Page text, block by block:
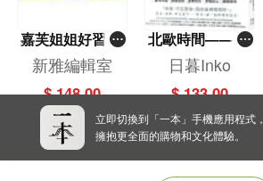
嘉芙姐姐好習慣
兒歌小手機
新雅編輯室
$ 148.00
北歐時間——世
界第一幸福國度
教會我的事
日暮Inko
$ 133.00
立即切換到「一本」手機應用程式，
擁抱更全面的購物和文化體驗。